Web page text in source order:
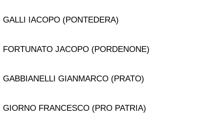
GALLI IACOPO (PONTEDERA)
FORTUNATO JACOPO (PORDENONE)
GABBIANELLI GIANMARCO (PRATO)
GIORNO FRANCESCO (PRO PATRIA)